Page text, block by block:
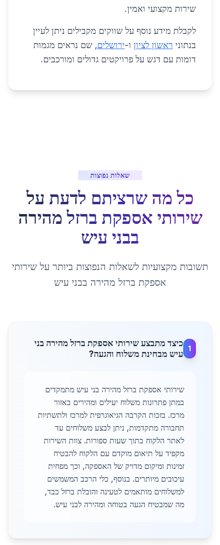
שירות מקצועי ואמין.
לקבלת מידע נוסף על שווקים מקבילים ניתן לעיין
בנתוני ראשון לציון ו-ירושלים, שם נראים מגמות
דומות עם דגש על פרויקטים גדולים ומורכבים.
שאלות נפוצות
כל מה שרציתם לדעת על
שירותי אספקת ברזל מהירה
בבני עיש
תשובות מקצועיות לשאלות הנפוצות ביותר על שירותי
אספקת ברזל מהירה בבני עיש
1
כיצד מתבצע שירותי אספקת ברזל מהירה בני
עיש מבחינת משלוח והגעה?
שירותי אספקת ברזל מהירה בני עיש מתמקדים
במתן פתרונות משלוח יעילים ומהירים באזור
מרכז. בזכות הקרבה הגיאוגרפית למרכז ולתשתיות
תחבורה מתקדמות, ניתן לבצע משלוחים עד
לאתר הלקוח בתוך שעות ספורות. צוות השירות
מקפיד על תיאום מוקדם עם הלקוח להבטיח
זמינות ומיקום מדויק של האספקה, וכך מפחית
עיכובים מיותרים. בנוסף, כלי הרכב המשמשים
למשלוחים מותאמים לטעינה והובלת ברזל כבד,
מה שמבטיח הגעה בטוחה ומהירה לבני עיש.